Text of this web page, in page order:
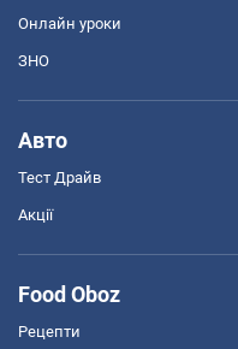
Онлайн уроки
ЗНО
Авто
Тест Драйв
Акції
Food Oboz
Рецепти